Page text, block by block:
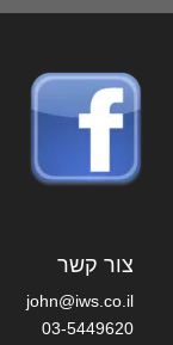
צור קשר
john@iws.co.il
03-5449620